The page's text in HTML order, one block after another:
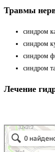
Травмы
синдром
синдром
синдром
синдром
Лечение
Федеральный
Медцентр, клиника
Больница для